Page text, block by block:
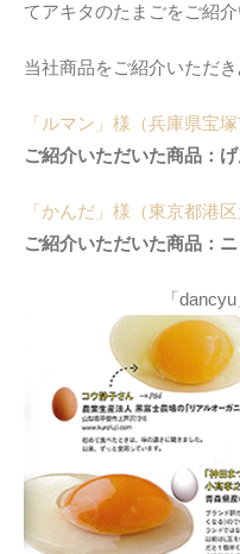
てアキタのたまごをご紹介
当社商品をご紹介いただ
「ルマン」様（兵庫県宝塚
ご紹介いただいた商品：
「かんだ」様（東京都港区
ご紹介いただいた商品：
「